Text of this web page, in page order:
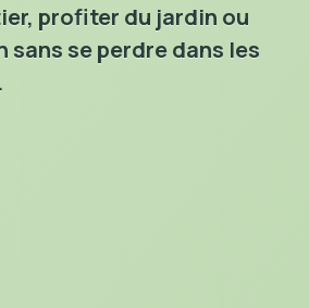
profiter du jardin ou
sans se perdre dans les